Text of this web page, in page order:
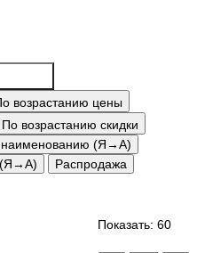
возрастанию цены
По возрастанию скидки
(Я→А)
(Я→А) Распродажа
Показать: 60